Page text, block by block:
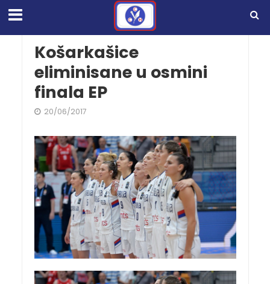
Košarkašice
eliminisane u osmini
finala EP
20/06/2017